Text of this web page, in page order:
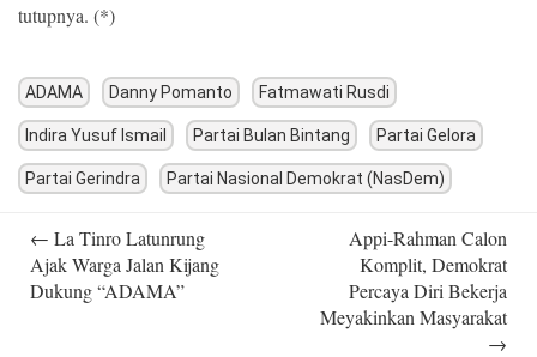
tutupnya. (*)
ADAMA Danny Pomanto Fatmawati Rusdi
Indira Yusuf Ismail Partai Bulan Bintang Partai Gelora
Partai Gerindra Partai Nasional Demokrat (NasDem)
navigation
← La Tinro Latunrung
Ajak Warga Jalan Kijang
Dukung “ADAMA”
Appi-Rahman Calon
Komplit, Demokrat
Percaya Diri Bekerja
Meyakinkan Masyarakat
→